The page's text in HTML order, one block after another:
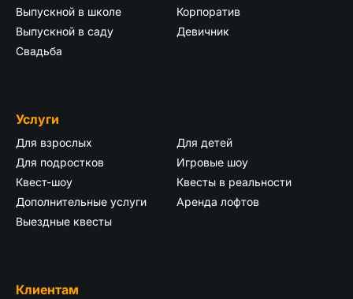
Выпускной в школе
Корпоратив
Выпускной в саду
Девичник
Свадьба
Услуги
Для взрослых
Для детей
Для подростков
Игровые шоу
Квест-шоу
Квесты в реальности
Дополнительные услуги
Аренда лофтов
Выездные квесты
Клиентам